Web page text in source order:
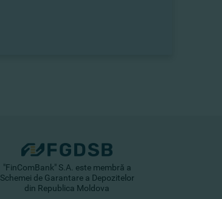
"FinComBank" S.A. este membră a
Schemei de Garantare a Depozitelor
din Republica Moldova